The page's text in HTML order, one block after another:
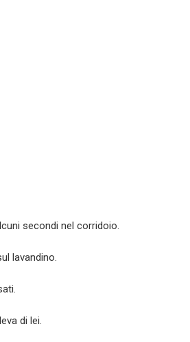
secondi nel corridoio.
lavandino.
di lei.